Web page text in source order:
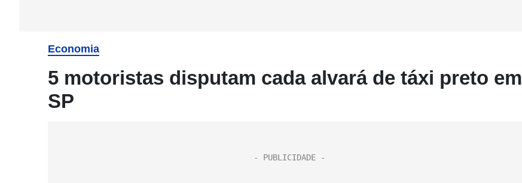
Economia
5 motoristas disputam cada alvará de táxi preto em
SP